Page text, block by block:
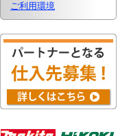
ご利用環境